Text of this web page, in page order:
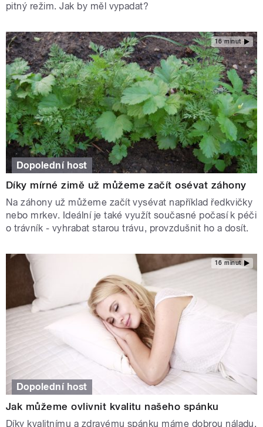
pitný režim. Jak by měl vypadat?
16 minut
Dopolední host
Díky mírné zimě už můžeme začít osévat záhony
Na záhony už můžeme začít vysévat například ředkvičky
nebo mrkev. Ideální je také využít současné počasí k péči
o trávník - vyhrabat starou trávu, provzdušnit ho a dosít.
16 minut
Dopolední host
Jak můžeme ovlivnit kvalitu našeho spánku
Díky kvalitnímu a zdravému spánku máme dobrou náladu,